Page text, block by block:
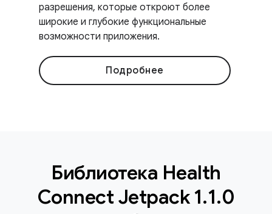
разрешения, которые откроют более
широкие и глубокие функциональные
возможности приложения.
Подробнее
Библиотека Health
Connect Jetpack 1.1.0